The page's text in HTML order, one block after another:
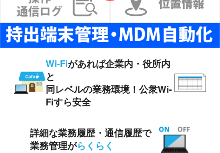
Wi-Fiがあれば企業内・役所内
と
同レベルの業務環境！公衆Wi-
Fiすら安全
詳細な業務履歴・通信履歴で
業務管理がらくらく